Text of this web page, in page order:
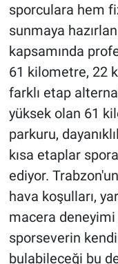
sporculara hem
sunmaya
kapsamında
61 kilometre, 22
farklı etap
yüksek olan 61
parkuru,
kısa etaplar
ediyor.
hava koşulları,
macera
sporseverin
bulabileceği bu